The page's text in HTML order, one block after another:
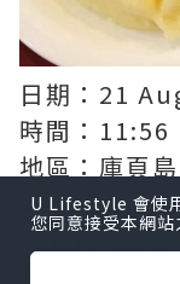
日期：21
時間：11:56
地區：庫頁島
城市：南薩
Sakhalinsk
U Lifestyle 會使
您同意接受本網站